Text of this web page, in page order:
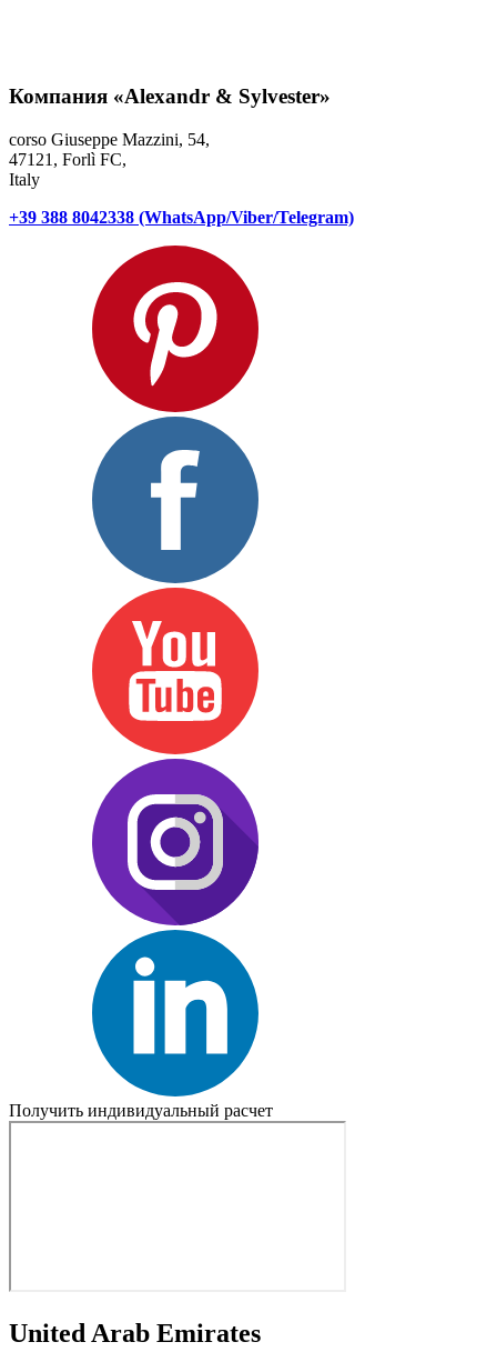
Компания «Alexandr & Sylvester»
corso Giuseppe Mazzini, 54,
47121, Forlì FC,
Italy
+39 388 8042338 (WhatsApp/Viber/Telegram)
Получить индивидуальный расчет
United Arab Emirates